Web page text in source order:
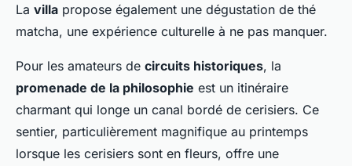
La villa propose également une dégustation de thé
matcha, une expérience culturelle à ne pas manquer.
Pour les amateurs de circuits historiques, la
promenade de la philosophie est un itinéraire
charmant qui longe un canal bordé de cerisiers. Ce
sentier, particulièrement magnifique au printemps
lorsque les cerisiers sont en fleurs, offre une